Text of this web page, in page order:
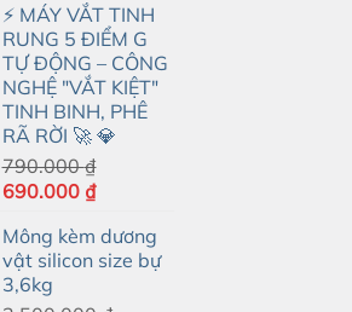
từ
200.000 ₫
đến
1.500.000 ₫
⚡ MÁY VẮT TINH
RUNG 5 ĐIỂM G
TỰ ĐỘNG – CÔNG
NGHỆ "VẮT KIỆT"
TINH BINH, PHÊ
RÃ RỜI 🚀 💎
790.000₫
Giá
là:
790.000 ₫.
690.000 ₫Giá
tại
là:
Mông kèm dương
vật silicon size bự
3,6kg